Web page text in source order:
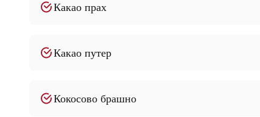
Какао прах
Какао путер
Кокосово брашно